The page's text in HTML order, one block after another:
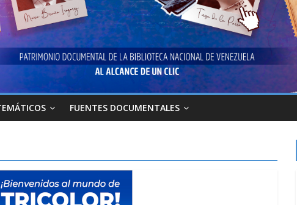
FUENTES DOCUMENTALES